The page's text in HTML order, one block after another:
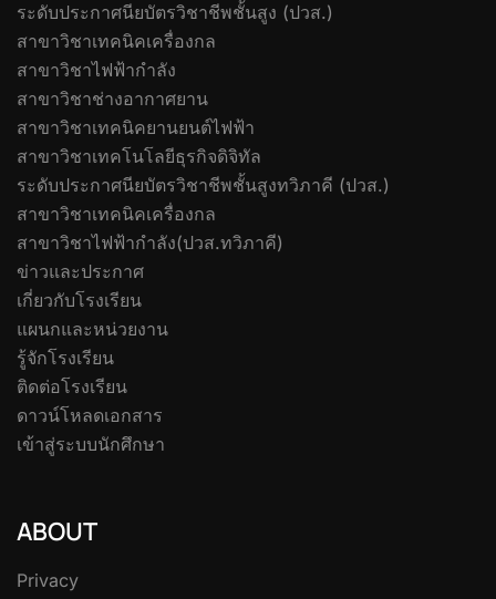
ระดับประกาศนียบัตรวิชาชีพชั้นสูง (ปวส.)
สาขาวิชาเทคนิคเครื่องกล
สาขาวิชาไฟฟ้ากำลัง
สาขาวิชาช่างอากาศยาน
สาขาวิชาเทคนิคยานยนต์ไฟฟ้า
สาขาวิชาเทคโนโลยีธุรกิจดิจิทัล
ระดับประกาศนียบัตรวิชาชีพชั้นสูงทวิภาคี (ปวส.)
สาขาวิชาเทคนิคเครื่องกล
สาขาวิชาไฟฟ้ากำลัง(ปวส.ทวิภาคี)
ข่าวและประกาศ
เกี่ยวกับโรงเรียน
แผนกและหน่วยงาน
รู้จักโรงเรียน
ติดต่อโรงเรียน
ดาวน์โหลดเอกสาร
เข้าสู่ระบบนักศึกษา
ABOUT
Privacy